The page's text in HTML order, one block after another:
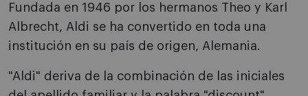
Fundada en 1946 por los hermanos Theo y Karl
Albrecht, Aldi se ha convertido en toda una
institución en su país de origen, Alemania.
"Aldi" deriva de la combinación de las iniciales